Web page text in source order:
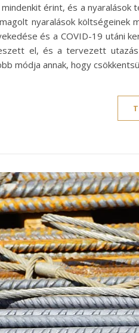
érint, és a
nyaralások
és a COVID-19 utáni
el, és a tervezett
módja annak, hogy